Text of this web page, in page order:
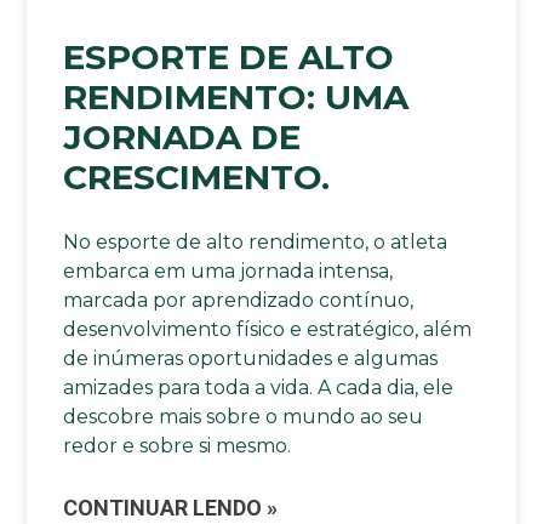
ESPORTE DE ALTO
RENDIMENTO: UMA
JORNADA DE
CRESCIMENTO.
No esporte de alto rendimento, o atleta
embarca em uma jornada intensa,
marcada por aprendizado contínuo,
desenvolvimento físico e estratégico, além
de inúmeras oportunidades e algumas
amizades para toda a vida. A cada dia, ele
descobre mais sobre o mundo ao seu
redor e sobre si mesmo.
CONTINUAR LENDO »